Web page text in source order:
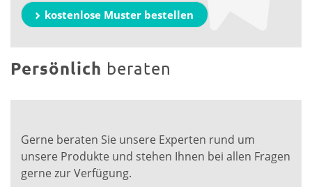
kostenlose Muster bestellen
Persönlich beraten
Gerne beraten Sie unsere Experten rund um
unsere Produkte und stehen Ihnen bei allen Fragen
gerne zur Verfügung.